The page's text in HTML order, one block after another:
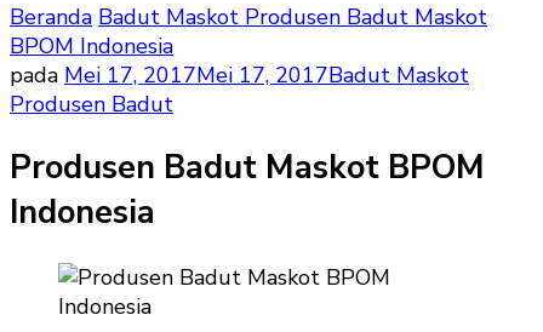
Beranda Badut Maskot Produsen Badut Maskot
BPOM Indonesia
pada Mei 17, 2017Mei 17, 2017Badut Maskot
Produsen Badut
Produsen Badut Maskot BPOM
Indonesia